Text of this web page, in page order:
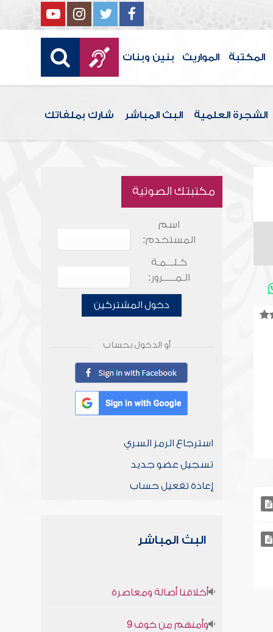
المكتبة المواريث بنين وبنات
الشجرة العلمية البث المباشر شارك بملفاتك
مكتبتك الصوتية
اسم
المستخدم:
كـلـــمـة
الـمـــــرور:
دخول المشتركين
أو الدخول بحساب
استرجاع الرمز السري
تسجيل عضو جديد
إعادة تفعيل حساب
البث المباشر
أخلاقنا أصالة ومعاصرة
وأمنهم من خوف 9